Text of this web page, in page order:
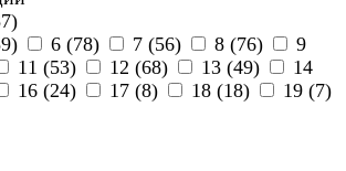
)
) 6 (78) 7 (56) 8 (76)
9
11 (53) 12 (68) 13 (49)
14
16 (24) 17 (8) 18 (18) 19 (7)